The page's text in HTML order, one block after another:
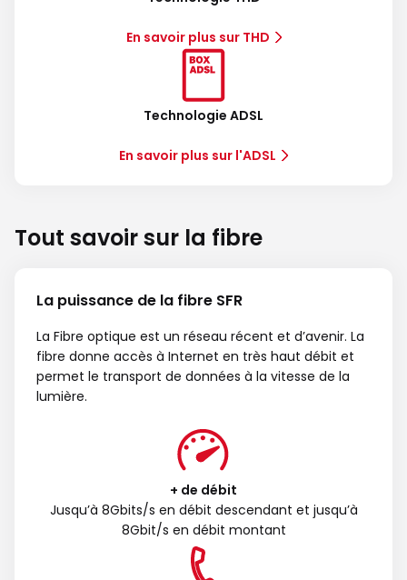
En savoir plus sur THD
Technologie ADSL
En savoir plus sur l'ADSL
Tout savoir sur la fibre
La puissance de la fibre SFR
La Fibre optique est un réseau récent et d’avenir. La
fibre donne accès à Internet en très haut débit et
permet le transport de données à la vitesse de la
lumière.
+ de débit
Jusqu’à 8Gbits/s en débit descendant et jusqu’à
8Gbit/s en débit montant